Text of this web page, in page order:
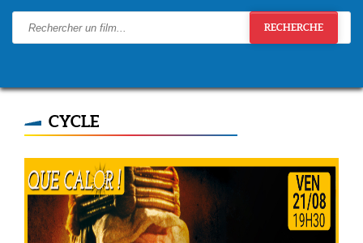
RECHERCHE
CYCLE